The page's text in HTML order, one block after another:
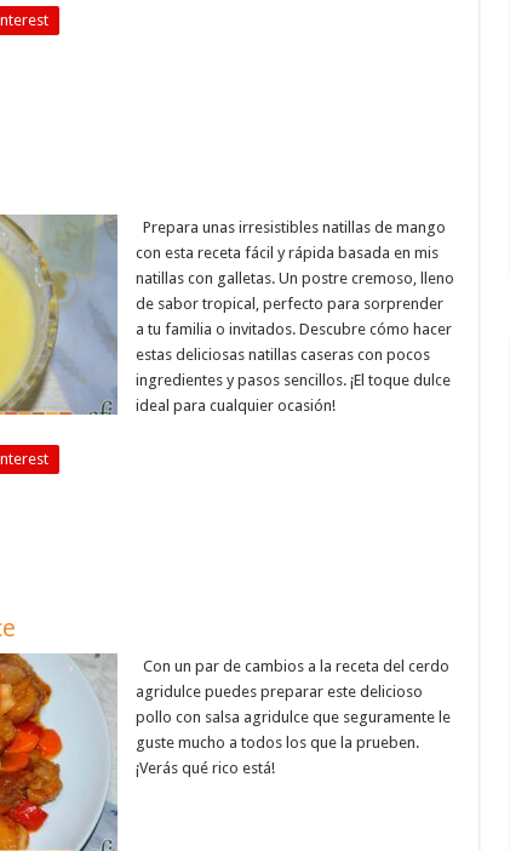
Prepara unas irresistibles natillas de mango
con esta receta fácil y rápida basada en mis
natillas con galletas. Un postre cremoso, lleno
de sabor tropical, perfecto para sorprender
a tu familia o invitados. Descubre cómo hacer
estas deliciosas natillas caseras con pocos
ingredientes y pasos sencillos. ¡El toque dulce
ideal para cualquier ocasión!
Con un par de cambios a la receta del cerdo
agridulce puedes preparar este delicioso
pollo con salsa agridulce que seguramente le
guste mucho a todos los que la prueben.
¡Verás qué rico está!